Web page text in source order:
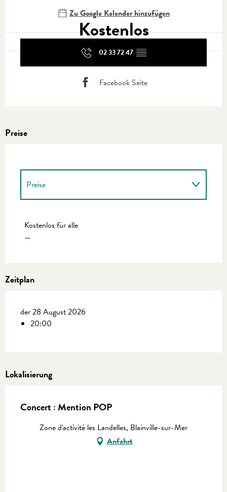
Zu Google Kalender hinzufügen
Kostenlos
02 33 72 47 ▒▒
Facebook Seite
Preise
Preise
Kostenlos für alle
—
Zeitplan
der 28 August 2026
20:00
Lokalisierung
Concert : Mention POP
Zone d'activité les Landelles, Blainville-sur-Mer
Anfahrt